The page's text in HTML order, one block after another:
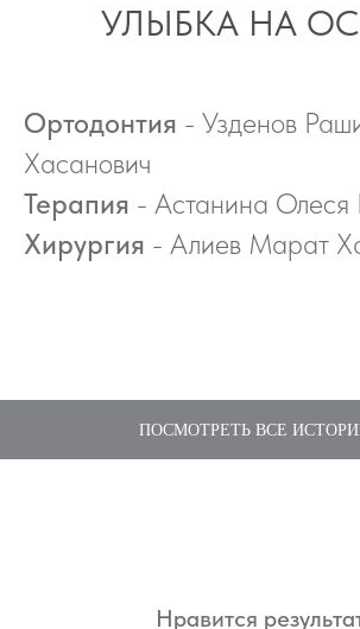
УЛЫБКА НА
Ортодонтия - Узденов
Хасанович
Терапия - Астанина Олеся
Хирургия - Алиев Марат
ПОСМОТРЕТЬ ВСЕ
Нравится